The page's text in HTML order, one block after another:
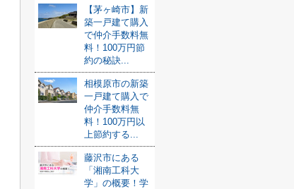
【茅ヶ崎市】新
築一戸建て購入
で仲介手数料無
料！100万円節
約の秘訣...
相模原市の新築
一戸建て購入で
仲介手数料無
料！100万円以
上節約する...
藤沢市にある
「湘南工科大
学」の概要！学